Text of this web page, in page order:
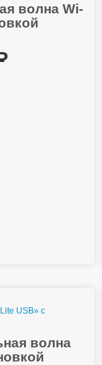
волна Wi-
волна